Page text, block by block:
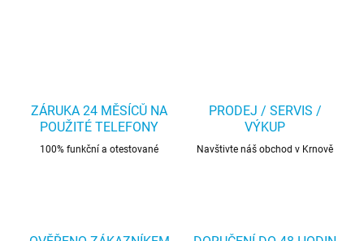
ZÁRUKA 24 MĚSÍCŮ NA
POUŽITÉ TELEFONY
100% funkční a otestované
PRODEJ / SERVIS /
VÝKUP
Navštivte náš obchod v Krnově